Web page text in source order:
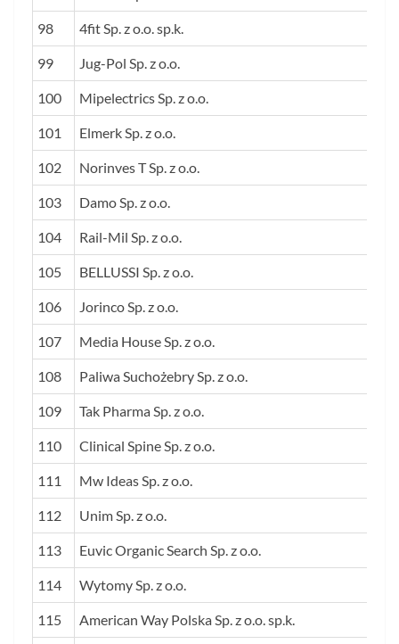
98 4fit Sp. z o.o. sp.k.
99 Jug-Pol Sp. z o.o.
100 Mipelectrics Sp. z o.o.
101 Elmerk Sp. z o.o.
102 Norinves T Sp. z o.o.
103 Damo Sp. z o.o.
104 Rail-Mil Sp. z o.o.
105 BELLUSSI Sp. z o.o.
106 Jorinco Sp. z o.o.
107 Media House Sp. z o.o.
108 Paliwa Suchożebry Sp. z o.o.
109 Tak Pharma Sp. z o.o.
110 Clinical Spine Sp. z o.o.
111 Mw Ideas Sp. z o.o.
112 Unim Sp. z o.o.
113 Euvic Organic Search Sp. z o.o.
114 Wytomy Sp. z o.o.
115 American Way Polska Sp. z o.o. sp.k.